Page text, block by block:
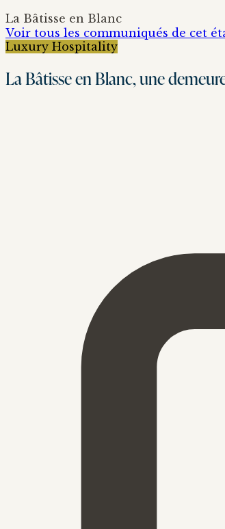
La Bâtisse en Blanc
Voir tous les communiqués de cet
Luxury Hospitality
La Bâtisse en Blanc, une